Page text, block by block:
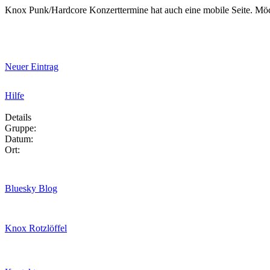
Knox Punk/Hardcore Konzerttermine hat auch eine mobile Seite.
Neuer Eintrag
Hilfe
Details
Gruppe:
Datum:
Ort:
Bluesky Blog
Knox Rotzlöffel